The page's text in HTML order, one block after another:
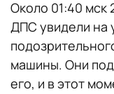
Около 01:40 мск
ДПС увидели на
машины. Они
его, и в этот